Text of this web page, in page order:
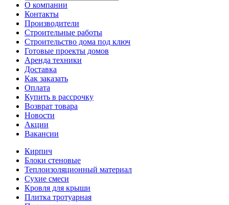
О компании
Контакты
Производители
Строительные работы
Строительство дома под ключ
Готовые проекты домов
Аренда техники
Доставка
Как заказать
Оплата
Купить в рассрочку
Возврат товара
Новости
Акции
Вакансии
Кирпич
Блоки стеновые
Теплоизоляционный материал
Сухие смеси
Кровля для крыши
Плитка тротуарная